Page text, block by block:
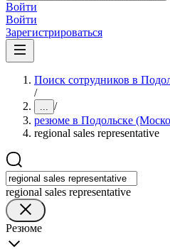
Войти
Войти
Зарегистрироваться
Поиск сотрудников в
/
... /
резюме в Подольске
regional sales representative
regional sales representative
Резюме